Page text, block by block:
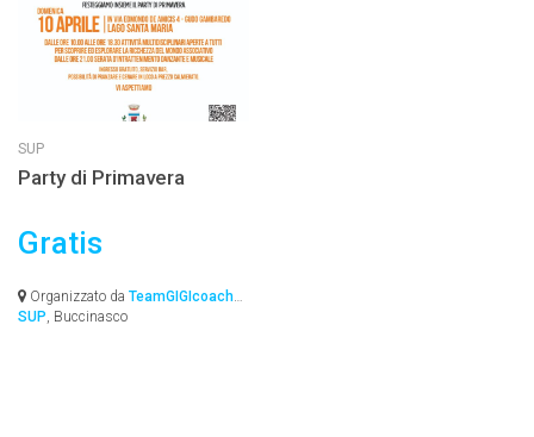
SUP
Party di Primavera
Gratis
Organizzato da TeamGIGIcoach
SUP , Buccinasco